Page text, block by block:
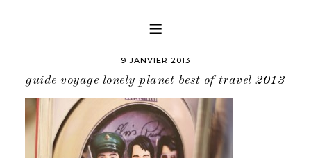
9 JANVIER 2013
guide voyage lonely planet best of travel 2013